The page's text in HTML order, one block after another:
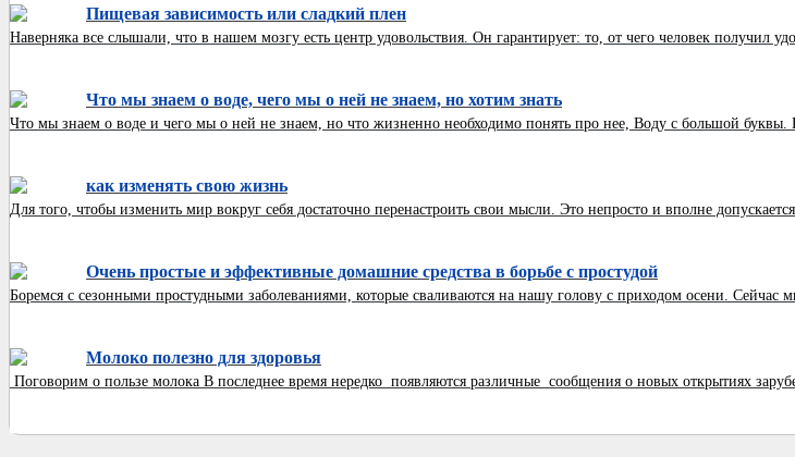
Пищевая зависимость или сладкий плен
Наверняка все слышали, что в нашем мозгу есть центр удовольствия. Он гарантирует: то, от чего человек получил
Что мы знаем о воде, чего мы о ней не знаем, но хотим знать
Что мы знаем о воде и чего мы о ней не знаем, но что жизненно необходимо понять про нее, Воду с большой буквы.
как изменять свою жизнь
Для того, чтобы изменить мир вокруг себя достаточно перенастроить свои мысли. Это непросто и вполне
Очень простые и эффективные домашние средства в борьбе с простудой
Боремся с сезонными простудными заболеваниями, которые сваливаются на нашу голову с приходом осени. Сейчас
Молоко полезно для здоровья
Поговорим о пользе молока В последнее время нередко появляются различные сообщения о новых открытиях